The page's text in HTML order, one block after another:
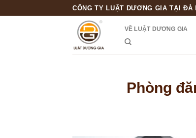
CÔNG TY LUẬT DƯƠNG GIA TẠI ĐÀ
VỀ LUẬT DƯƠNG GIA
Phòng